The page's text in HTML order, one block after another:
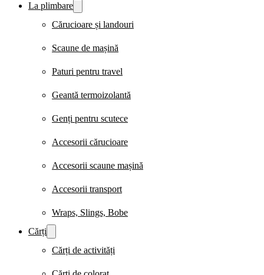
La plimbare
Cărucioare și landouri
Scaune de mașină
Paturi pentru travel
Geantă termoizolantă
Genți pentru scutece
Accesorii cărucioare
Accesorii scaune mașină
Accesorii transport
Wraps, Slings, Bobe
Cărți
Cărți de activități